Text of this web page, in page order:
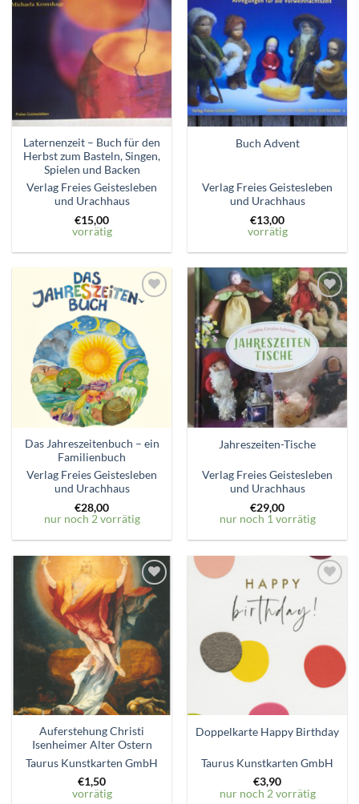
Zum
Wunschzettel
hinzufügen
Laternenzeit – Buch für den
Herbst zum Basteln, Singen,
Spielen und Backen
Verlag Freies Geistesleben
und Urachhaus
€15,00
vorrätig
Zum
Wunschzettel
hinzufügen
Buch Advent
Verlag Freies Geistesleben
und Urachhaus
€13,00
vorrätig
Zum
Wunschzettel
hinzufügen
Das Jahreszeitenbuch – ein
Familienbuch
Verlag Freies Geistesleben
und Urachhaus
€28,00
nur noch 2 vorrätig
Zum
Wunschzettel
hinzufügen
Jahreszeiten-Tische
Verlag Freies Geistesleben
und Urachhaus
€29,00
nur noch 1 vorrätig
Zum
Wunschzettel
hinzufügen
Auferstehung Christi
Isenheimer Alter Ostern
Taurus Kunstkarten GmbH
€1,50
vorrätig
Zum
Wunschzettel
hinzufügen
Doppelkarte Happy Birthday
Taurus Kunstkarten GmbH
€3,90
nur noch 2 vorrätig